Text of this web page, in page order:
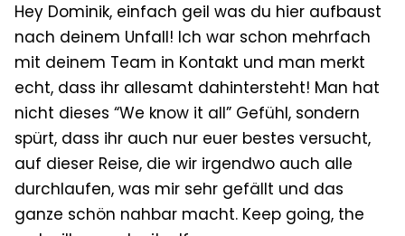
Hey Dominik, einfach geil was du hier aufbaust
nach deinem Unfall! Ich war schon mehrfach
mit deinem Team in Kontakt und man merkt
echt, dass ihr allesamt dahintersteht! Man hat
nicht dieses “We know it all” Gefühl, sondern
spürt, dass ihr auch nur euer bestes versucht,
auf dieser Reise, die wir irgendwo auch alle
durchlaufen, was mir sehr gefällt und das
ganze schön nahbar macht. Keep going, the